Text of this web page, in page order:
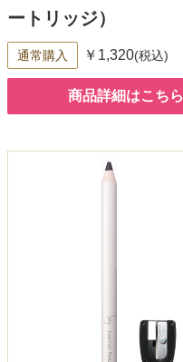
ートリッジ）
通常購入 ￥1,320(税込)
商品詳細はこちら